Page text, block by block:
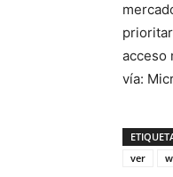
acceso
vía:
ver